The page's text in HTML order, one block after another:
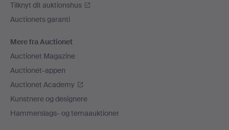
Tilknyt dit auktionshus
Auctionets garanti
Mere fra Auctionet
Auctionet Magazine
Auctionet-appen
Auctionet Academy
Kunstnere og designere
Hammerslags- og temaauktioner